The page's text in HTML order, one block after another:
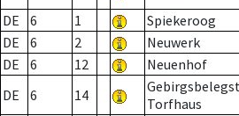
DE
6 1 Spiekeroog
DE
6 2 Neuwerk
DE
6 12 Neuenhof
DE
6 14
Torfhaus